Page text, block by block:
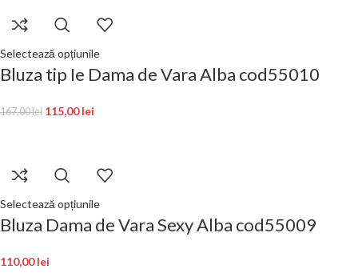
Selectează opțiunile
Bluza tip Ie Dama de Vara Alba cod55010
167,00lei 115,00lei
Selectează opțiunile
Bluza Dama de Vara Sexy Alba cod55009
110,00lei